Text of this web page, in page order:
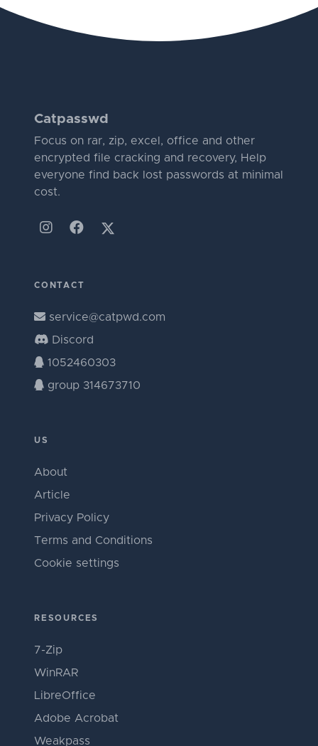
Catpasswd
Focus on rar, zip, excel, office and other
encrypted file cracking and recovery, Help
everyone find back lost passwords at minimal
cost.
CONTACT
service@catpwd.com
Discord
1052460303
group 314673710
US
About
Article
Privacy Policy
Terms and Conditions
Cookie settings
RESOURCES
7-Zip
WinRAR
LibreOffice
Adobe Acrobat
Weakpass